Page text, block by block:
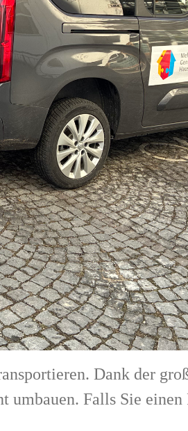
Dank der
Falls Sie einen